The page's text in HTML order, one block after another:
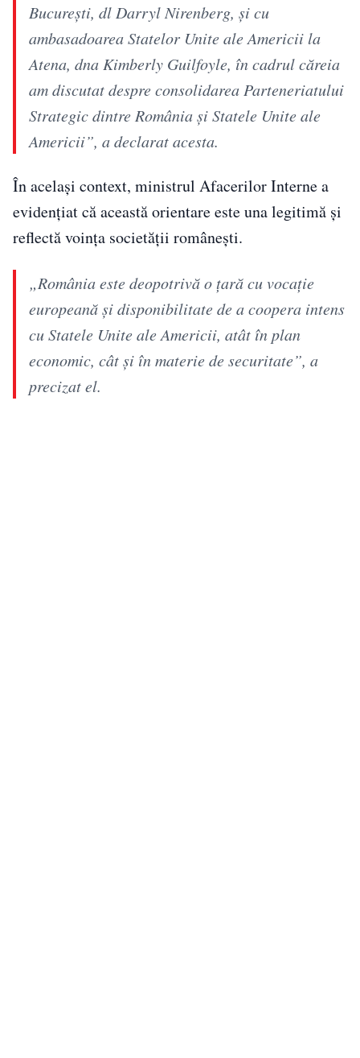
București, dl Darryl Nirenberg, și cu
ambasadoarea Statelor Unite ale Americii la
Atena, dna Kimberly Guilfoyle, în cadrul căreia
am discutat despre consolidarea Parteneriatului
Strategic dintre România și Statele Unite ale
Americii”, a declarat acesta.
În același context, ministrul Afacerilor Interne a
evidențiat că această orientare este una legitimă și
reflectă voința societății românești.
„România este deopotrivă o țară cu vocație
europeană și disponibilitate de a coopera intens
cu Statele Unite ale Americii, atât în plan
economic, cât și în materie de securitate”, a
precizat el.